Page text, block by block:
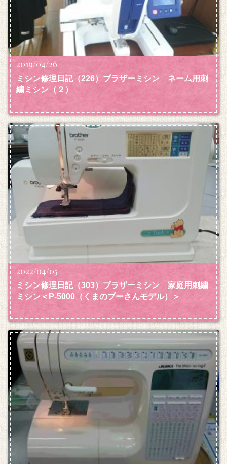
2019/04/26
ミシン修理日記（226）ブラザーミシン ネーム用刺
繍ミシン（２）
2022/04/05
ミシン修理日記（303）ブラザーミシン 家庭用刺繍
ミシン＜P‐5000（くまのプーさんモデル）＞